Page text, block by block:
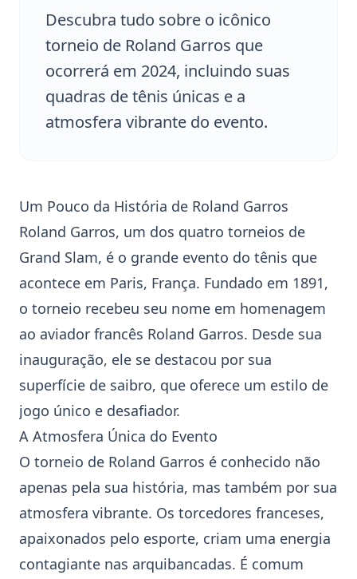
Descubra tudo sobre o icônico
torneio de Roland Garros que
ocorrerá em 2024, incluindo suas
quadras de tênis únicas e a
atmosfera vibrante do evento.
Um Pouco da História de Roland Garros
Roland Garros, um dos quatro torneios de
Grand Slam, é o grande evento do tênis que
acontece em Paris, França. Fundado em 1891,
o torneio recebeu seu nome em homenagem
ao aviador francês Roland Garros. Desde sua
inauguração, ele se destacou por sua
superfície de saibro, que oferece um estilo de
jogo único e desafiador.
A Atmosfera Única do Evento
O torneio de Roland Garros é conhecido não
apenas pela sua história, mas também por sua
atmosfera vibrante. Os torcedores franceses,
apaixonados pelo esporte, criam uma energia
contagiante nas arquibancadas. É comum